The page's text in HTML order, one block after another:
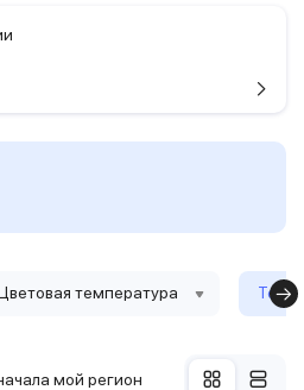
температура
мой регион